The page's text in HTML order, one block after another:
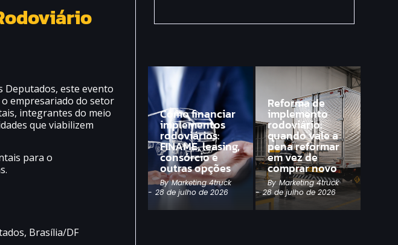
Deputados, este evento
empresariado do setor
integrantes do meio
que viabilizem
para o
Brasília/DF
Como financiar
implementos
rodoviários:
FINAME, leasing,
consórcio e
outras opções
By Marketing 4truck
- 28 de julho de 2026
Reforma de
implemento
rodoviário:
quando vale a
pena reformar
em vez de
comprar novo
By Marketing 4truck
- 28 de julho de 2026